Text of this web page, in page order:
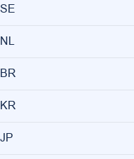
SE
NL
BR
KR
JP